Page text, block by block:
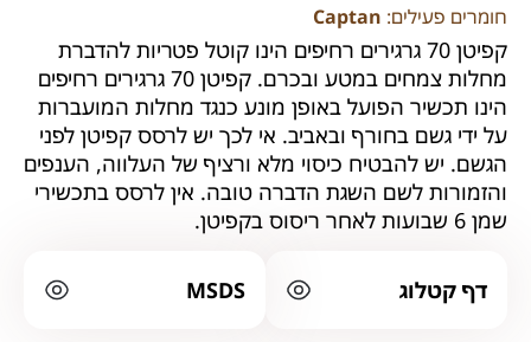
חומרים פעילים: Captan
קפיטן 70 גרגירים רחיפים הינו קוטל פטריות להדברת
מחלות צמחים במטע ובכרם. קפיטן 70 גרגירים רחיפים
הינו תכשיר הפועל באופן מונע כנגד מחלות המועברות
על ידי גשם בחורף ובאביב. אי לכך יש לרסס קפיטן לפני
הגשם. יש להבטיח כיסוי מלא ורציף של העלווה, הענפים
והזמורות לשם השגת הדברה טובה. אין לרסס בתכשירי
שמן 6 שבועות לאחר ריסוס בקפיטן.
דף קטלוג MSDS